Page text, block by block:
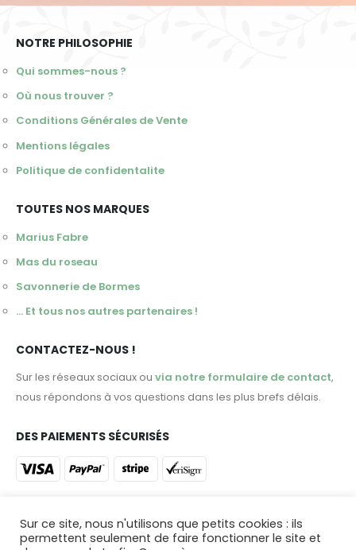
NOTRE PHILOSOPHIE
Qui sommes-nous ?
Où nous trouver ?
Conditions Générales de Vente
Mentions légales
Politique de confidentalite
TOUTES NOS MARQUES
Marius Fabre
Mas du roseau
Savonnerie de Bormes
... Et tous nos autres partenaires !
CONTACTEZ-NOUS !
Sur les réseaux sociaux ou via notre formulaire de contact,
nous répondons à vos questions dans les plus brefs délais.
DES PAIEMENTS SÉCURISÉS
Profitez d'une livraison en 48 heures ou venez retirer votre
Sur ce site, nous n'utilisons que petits cookies : ils
permettent seulement de faire fonctionner le site et